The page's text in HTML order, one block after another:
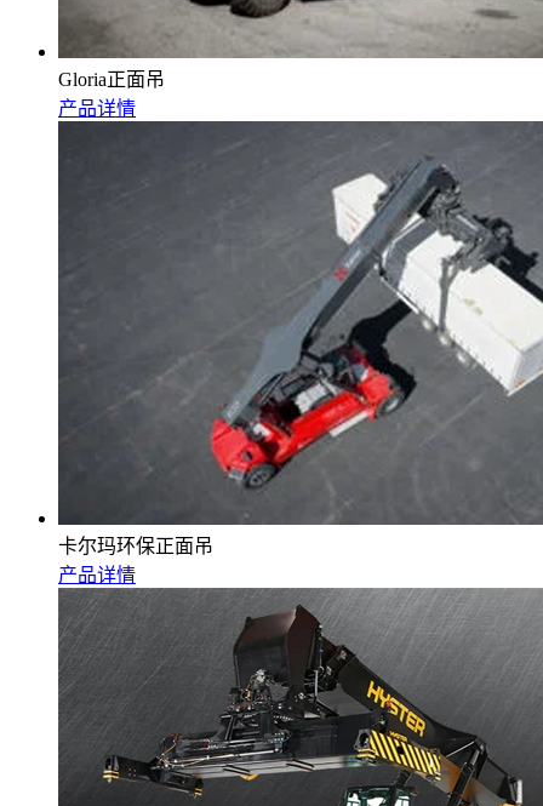
Gloria正面吊
产品详情
卡尔玛环保正面吊
产品详情